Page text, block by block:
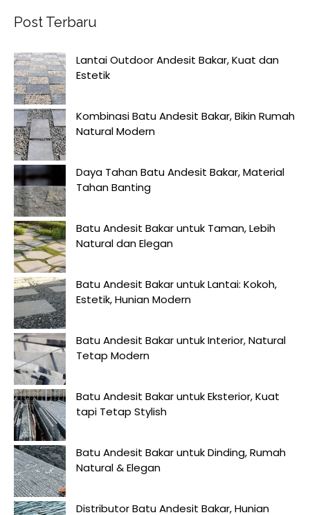
Post Terbaru
Lantai Outdoor Andesit Bakar, Kuat dan
Estetik
Kombinasi Batu Andesit Bakar, Bikin Rumah
Natural Modern
Daya Tahan Batu Andesit Bakar, Material
Tahan Banting
Batu Andesit Bakar untuk Taman, Lebih
Natural dan Elegan
Batu Andesit Bakar untuk Lantai: Kokoh,
Estetik, Hunian Modern
Batu Andesit Bakar untuk Interior, Natural
Tetap Modern
Batu Andesit Bakar untuk Eksterior, Kuat
tapi Tetap Stylish
Batu Andesit Bakar untuk Dinding, Rumah
Natural & Elegan
Distributor Batu Andesit Bakar, Hunian